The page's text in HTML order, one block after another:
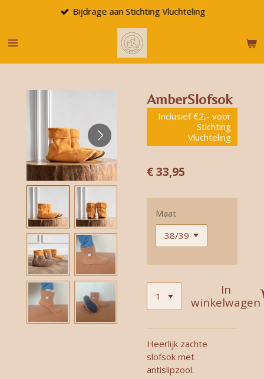
naar
hoofdinhoud
Bijdrage aan Stichting Vluchteling
AmberSlofsok
Inclusief €2,- voor
Stichting
Vluchteling
€ 33,95
Maat
In
winkelwagen
Heerlijk zachte
slofsok met
antislipzool.